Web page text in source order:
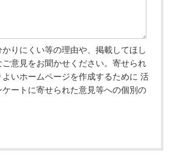
りにくい等の理由や、掲載してほし
意見をお聞かせください。寄せられ
いホームページを作成するために 活
ートに寄せられた意見等への個別の